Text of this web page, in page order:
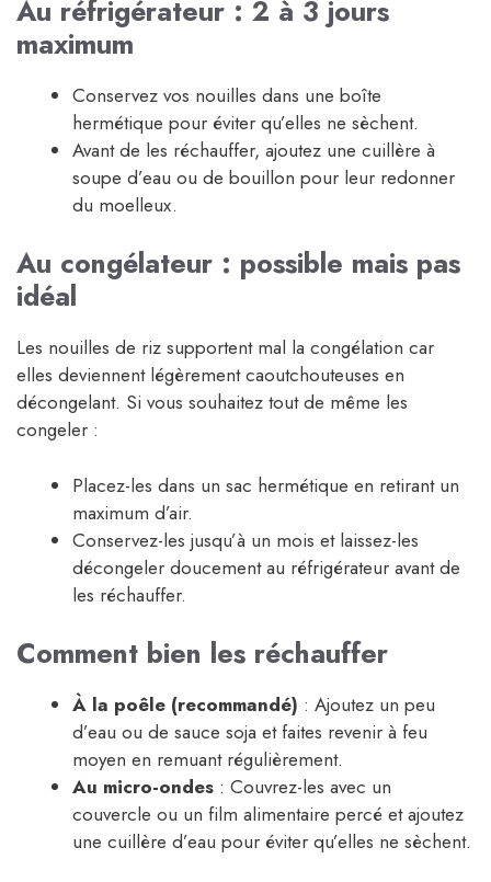
Au réfrigérateur : 2 à 3 jours
maximum
Conservez vos nouilles dans une boîte
hermétique pour éviter qu’elles ne sèchent.
Avant de les réchauffer, ajoutez une cuillère à
soupe d’eau ou de bouillon pour leur redonner
du moelleux.
Au congélateur : possible mais pas
idéal
Les nouilles de riz supportent mal la congélation car
elles deviennent légèrement caoutchouteuses en
décongelant. Si vous souhaitez tout de même les
congeler :
Placez-les dans un sac hermétique en retirant un
maximum d’air.
Conservez-les jusqu’à un mois et laissez-les
décongeler doucement au réfrigérateur avant de
les réchauffer.
Comment bien les réchauffer
À la poêle (recommandé) : Ajoutez un peu
d’eau ou de sauce soja et faites revenir à feu
moyen en remuant régulièrement.
Au micro-ondes : Couvrez-les avec un
couvercle ou un film alimentaire percé et ajoutez
une cuillère d’eau pour éviter qu’elles ne sèchent.